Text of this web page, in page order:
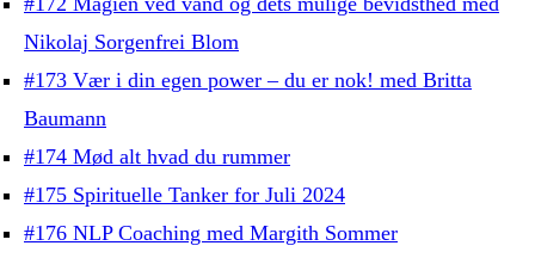
Nikolaj Sorgenfrei Blom
#173 Vær i din egen power – du er nok! med Britta
Baumann
#174 Mød alt hvad du rummer
#175 Spirituelle Tanker for Juli 2024
#176 NLP Coaching med Margith Sommer